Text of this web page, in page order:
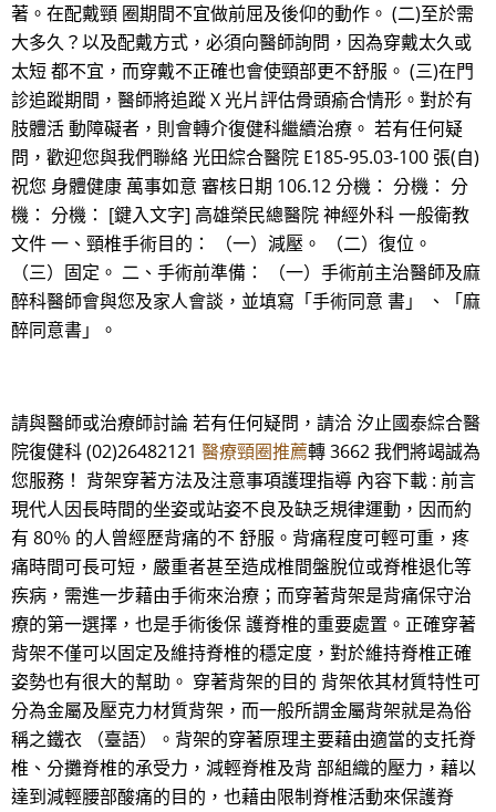
著。在配戴頸 圈期間不宜做前屈及後仰的動作。 (二)至於需
大多久？以及配戴方式，必須向醫師詢問，因為穿戴太久或
太短 都不宜，而穿戴不正確也會使頸部更不舒服。 (三)在門
診追蹤期間，醫師將追蹤 X 光片評估骨頭瘉合情形。對於有
肢體活 動障礙者，則會轉介復健科繼續治療。 若有任何疑
問，歡迎您與我們聯絡 光田綜合醫院 E185-95.03-100 張(自)
祝您 身體健康 萬事如意 審核日期 106.12 分機： 分機： 分
機： 分機： [鍵入文字] 高雄榮民總醫院 神經外科 一般衛教
文件 一、頸椎手術目的： （一）減壓。 （二）復位。
（三）固定。 二、手術前準備： （一）手術前主治醫師及麻
醉科醫師會與您及家人會談，並填寫「手術同意 書」 、「麻
醉同意書」。
請與醫師或治療師討論 若有任何疑問，請洽 汐止國泰綜合醫
院復健科 (02)26482121 醫療頸圈推薦轉 3662 我們將竭誠為
您服務！ 背架穿著方法及注意事項護理指導 內容下載 : 前言
現代人因長時間的坐姿或站姿不良及缺乏規律運動，因而約
有 80％ 的人曾經歷背痛的不 舒服。背痛程度可輕可重，疼
痛時間可長可短，嚴重者甚至造成椎間盤脫位或脊椎退化等
疾病，需進一步藉由手術來治療；而穿著背架是背痛保守治
療的第一選擇，也是手術後保 護脊椎的重要處置。正確穿著
背架不僅可以固定及維持脊椎的穩定度，對於維持脊椎正確
姿勢也有很大的幫助。 穿著背架的目的 背架依其材質特性可
分為金屬及壓克力材質背架，而一般所謂金屬背架就是為俗
稱之鐵衣 （臺語）。背架的穿著原理主要藉由適當的支托脊
椎、分攤脊椎的承受力，減輕脊椎及背 部組織的壓力，藉以
達到減輕腰部酸痛的目的，也藉由限制脊椎活動來保護脊